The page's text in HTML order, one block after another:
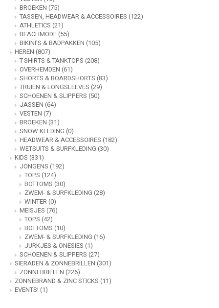
TRUIEN & LONGSLEEVES
WETSUITS & SURFKLEDING
JASSEN
VESTEN
BROEKEN
TASSEN, HEADWEAR & ACCESSOIRES
ATHLETICS
BEACHMODE
BIKINI'S & BADPAKKEN
JASSEN
VESTEN
BROEKEN
SNOW KLEDING
HEADWEAR & ACCESSOIRES
WETSUITS & SURFKLEDING
BROEKEN (75)
TASSEN, HEADWEAR & ACCESSOIRES (122)
ATHLETICS (21)
BEACHMODE(55)
BIKINI'S & BADPAKKEN (105)
HEREN (807)
T-SHIRTS & TANKTOPS (208)
OVERHEMDEN (61)
SHORTS & BOARDSHORTS (83)
TRUIEN & LONGSLEEVES (29)
SCHOENEN & SLIPPERS (50)
JASSEN (64)
VESTEN (7)
BROEKEN (31)
SNOW KLEDING (0)
HEADWEAR & ACCESSOIRES (182)
WETSUITS & SURFKLEDING (30)
KIDS (331)
JONGENS (192)
TOPS (124)
BOTTOMS (30)
ZWEM- & SURFKLEDING (28)
WINTER(0)
MEISJES (76)
TOPS (42)
BOTTOMS (10)
ZWEM- & SURFKLEDING (16)
JURKJES & ONESIES (1)
SCHOENEN & SLIPPERS (27)
SIERADEN & ZONNEBRILLEN (301)
ZONNEBRILLEN (226)
ZONNEBRAND & ZINC STICKS (11)
EVENTS!(1)